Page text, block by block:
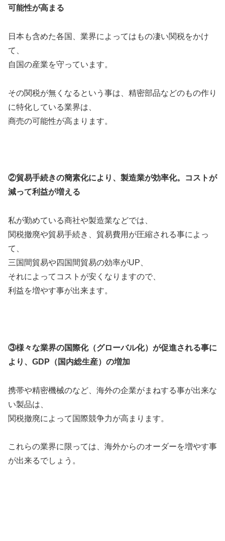
可能性が高まる
日本も含めた各国、業界によってはもの凄い関税をかけ
て、
自国の産業を守っています。
その関税が無くなるという事は、精密部品などのもの作り
に特化している業界は、
商売の可能性が高まります。
②貿易手続きの簡素化により、製造業が効率化。コストが
減って利益が増える
私が勤めている商社や製造業などでは、
関税撤廃や貿易手続き、貿易費用が圧縮される事によっ
て、
三国間貿易や四国間貿易の効率がUP、
それによってコストが安くなりますので、
利益を増やす事が出来ます。
③様々な業界の国際化（グローバル化）が促進される事に
より、GDP（国内総生産）の増加
携帯や精密機械のなど、海外の企業がまねする事が出来な
い製品は、
関税撤廃によって国際競争力が高まります。
これらの業界に限っては、海外からのオーダーを増やす事
が出来るでしょう。